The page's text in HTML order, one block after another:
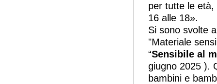
per tutte le età,
16 alle 18».
Si sono svolte
"Materiale
“Sensibile al
giugno 2025 ).
bambini e